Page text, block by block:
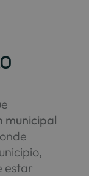
municipal
estar